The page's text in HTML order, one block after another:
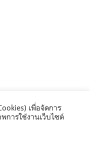
เพื่อจัดการ
การใช้งานเว็บไซต์